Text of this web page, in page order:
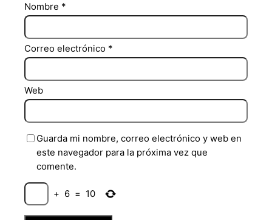
Nombre *
Correo electrónico *
Web
Guarda mi nombre, correo electrónico y web en
este navegador para la próxima vez que
comente.
+ 6 = 10